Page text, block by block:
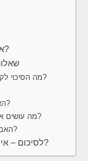
איך להימנע מטעויות שיובילו לסירוב?
מה הסיכוי לקבל אשרה אם קיבלתי סירוב בעבר?
האם צריך עורך דין כדי להגיש בקשה?
מה עושים אם התהליך מתעכב מעבר למצופה?
האם יש נתיב מהיר יותר לקבלת אשרה?
לסיכום – איך למקסם את הסיכוי לקבלת אשרה?